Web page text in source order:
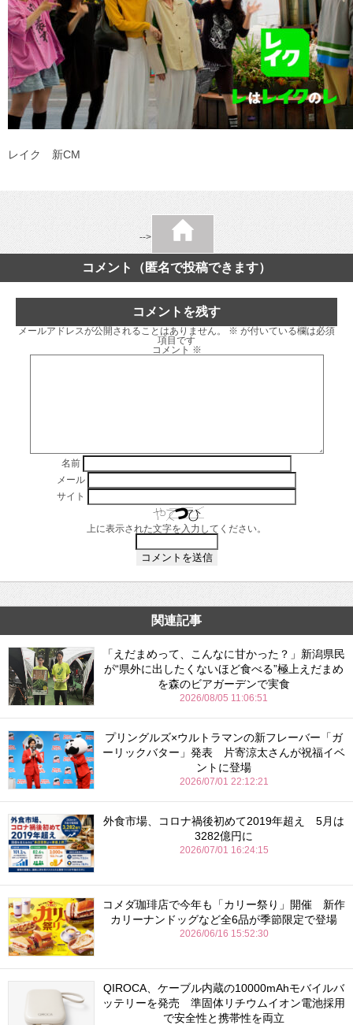
レイク 新CM
-->
コメント（匿名で投稿できます）
コメントを残す
メールアドレスが公開されることはありません。 ※ が付いている欄は必須
項目です
コメント ※
名前
メール
サイト
上に表示された文字を入力してください。
関連記事
「えだまめって、こんなに甘かった？」新潟県民
が“県外に出したくないほど食べる”極上えだまめ
を森のビアガーデンで実食
2026/08/05 11:06:51
プリングルズ×ウルトラマンの新フレーバー「ガ
ーリックバター」発表 片寄涼太さんが祝福イベ
ントに登場
2026/07/01 22:12:21
外食市場、コロナ禍後初めて2019年超え 5月は
3282億円に
2026/07/01 16:24:15
コメダ珈琲店で今年も「カリー祭り」開催 新作
カリーナンドッグなど全6品が季節限定で登場
2026/06/16 15:52:30
QIROCA、ケーブル内蔵の10000mAhモバイルバ
ッテリーを発売 準固体リチウムイオン電池採用
で安全性と携帯性を両立